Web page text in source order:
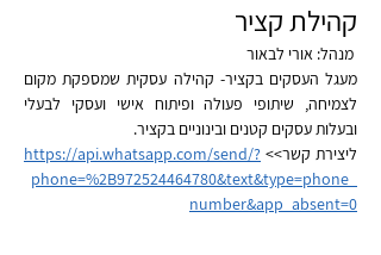
קהילת קציר
מנהל: אורי לבאור
ובעלות עסקים קטנים ובינוניים בקציר.
ליצירת קשר>> https://api.whatsapp.com/send/?
phone=%2B972524464780&text&type=phone_
number&app_absent=0